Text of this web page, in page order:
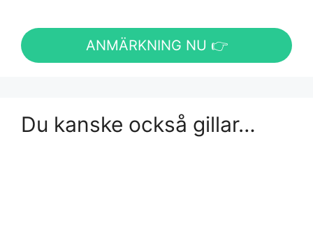
ANMÄRKNING NU 👉
Du kanske också gillar…